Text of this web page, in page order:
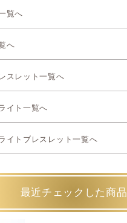
覧へ
へ
スレット一覧へ
イト一覧へ
イトブレスレット一覧へ
最近チェックした商品